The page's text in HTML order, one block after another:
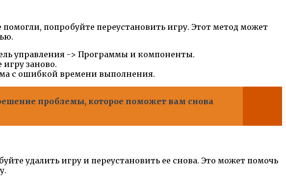
попробуйте переустановить игру. Этот метод может
управления -> Программы и компоненты.
заново.
с ошибкой времени выполнения.
проблемы, которое поможет вам снова
удалить игру и переустановить ее снова. Это может помочь